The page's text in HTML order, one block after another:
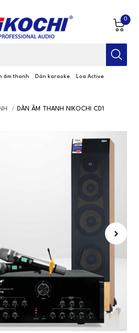
âm thanh Dàn karaoke Loa Active
0
/ DÀN ÂM THANH NIKOCHI CD1